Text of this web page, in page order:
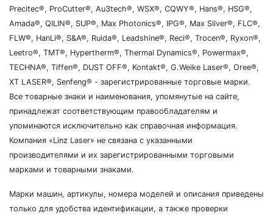
Precitec®, ProCutter®, Au3tech®, WSX®, CQWY®, Hans®, HSG®,
Amada®, QILIN®, SUP®, Max Photonics®, IPG®, Max Silver®, FLC®,
FLW®, HanLi®, S&A®, Ruida®, Leadshine®, Reci®, Trocen®, Ryxon®,
Leetro®, TMT®, Hypertherm®, Thermal Dynamics®, Powermax®,
TECHNA®, Tiffen®, DUST OFF®, Kontakt®, G.Weike Laser®, Oree®,
XT LASER®, Senfeng® - зарегистрированные торговые марки.
Все товарные знаки и наименования, упомянутые на сайте,
принадлежат соответствующим правообладателям и
упоминаются исключительно как справочная информация.
Компания «Linz Laser» не связана с указанными
производителями и их зарегистрированными торговыми
марками и товарными знаками.
Марки машин, артикулы, номера моделей и описания приведены
только для удобства идентификации, а также проверки